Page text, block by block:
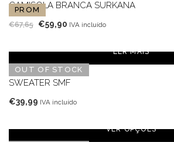
PROM
CAMISOLA BRANCA SURKANA
€67,65 O
original
era:
€67,65.
€59,90 O
atual
é:
€59,90.
IVA incluído
OUT OF STOCK
LER MAIS
SWEATER SMF
€39,99 IVA incluído
VER OPÇÕES